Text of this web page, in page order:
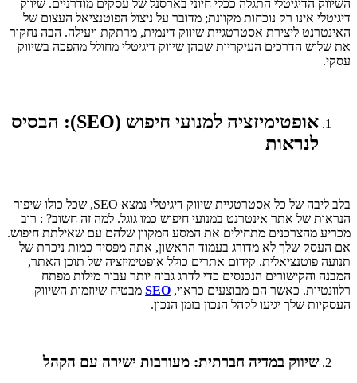
השיווק הדיגיטלי התגלה ככלי חיוני בארסנל של עסקים מודרניים. שיווק
דיגיטלי אינו רק נוכחות מקוונת; מדובר על ניצול הפוטנציאל העצום של
האינטרנט ליצירת אסטרטגיית שיווק דינמית, מרתקת ויעילה. הבה נחקור
את שלוש הדרכים העיקריות שבהן שיווק דיגיטלי מחולל מהפכה בשיווק
עסקי.
אופטימיזציה למנועי חיפוש (SEO): הבסיס
לנראות
בלב ליבה של כל אסטרטגיית שיווק דיגיטלי נמצא SEO, שכל כולו שיפור
הנראות של אתר אינטרנט במנועי חיפוש כמו גוגל. למה זה חשוב? : רוב
מכריע מהצרכנים מתחילים את המסע המקוון שלהם עם שאילתת חיפוש.
אם העסק שלך לא מדורג בעמוד הראשון, אתה מפסיד כמות ניכרת של
תנועה פוטנציאלית. קידום אתרים כולל אופטימיזציה של תוכן האתר,
המבנה והקישורים הנכנסים כדי לדרג גבוה יותר עבור מילות מפתח
רלוונטיות. כאשר הם מבוצעים כראוי, SEO מבטיח שיוזמות השיווק
העסקיות שלך יגיעו לקהל הנכון בזמן הנכון.
שיווק במדיה חברתית: מעורבות ישירה עם הקהל